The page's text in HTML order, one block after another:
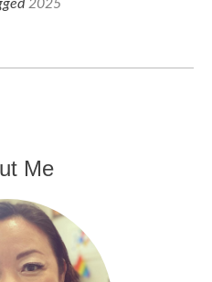
2025
Me